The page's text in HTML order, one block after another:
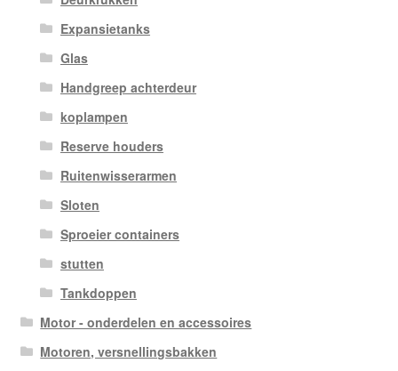
Expansietanks
Glas
Handgreep achterdeur
koplampen
Reserve houders
Ruitenwisserarmen
Sloten
Sproeier containers
stutten
Tankdoppen
Motor - onderdelen en accessoires
Motoren, versnellingsbakken